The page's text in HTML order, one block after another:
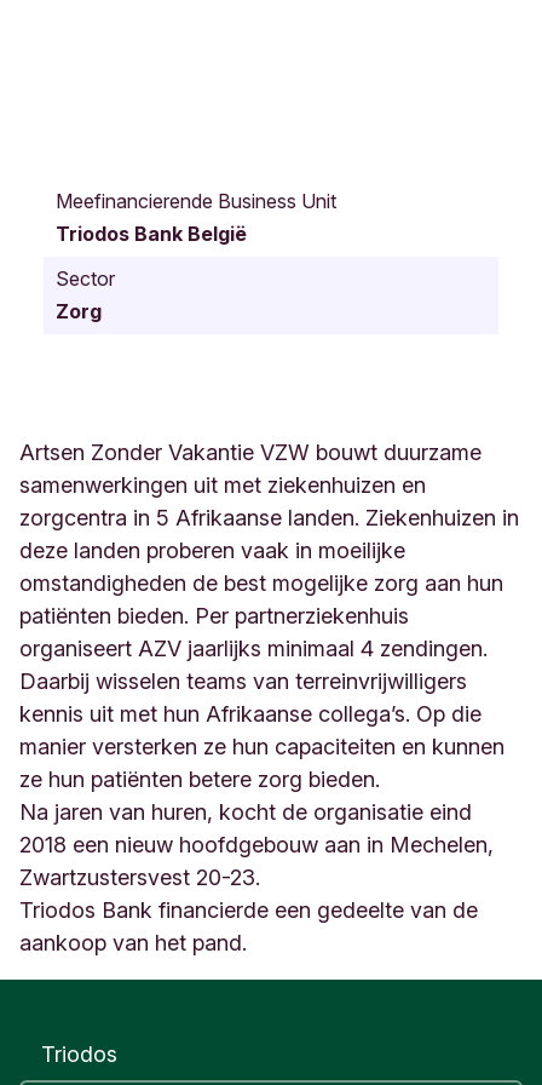
e
n
1
6
c
h
e
e
n
B
e
g
i
u
Meefinancierende Business Unit
Triodos Bank België
Sector
Zorg
Artsen Zonder Vakantie VZW bouwt duurzame
samenwerkingen uit met ziekenhuizen en
zorgcentra in 5 Afrikaanse landen. Ziekenhuizen in
deze landen proberen vaak in moeilijke
omstandigheden de best mogelijke zorg aan hun
patiënten bieden. Per partnerziekenhuis
organiseert AZV jaarlijks minimaal 4 zendingen.
Daarbij wisselen teams van terreinvrijwilligers
kennis uit met hun Afrikaanse collega’s. Op die
manier versterken ze hun capaciteiten en kunnen
ze hun patiënten betere zorg bieden.
Na jaren van huren, kocht de organisatie eind
2018 een nieuw hoofdgebouw aan in Mechelen,
Zwartzustersvest 20-23.
Triodos Bank financierde een gedeelte van de
aankoop van het pand.
Triodos